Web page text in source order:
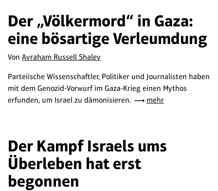
Der „Völkermord“ in Gaza:
eine bösartige Verleumdung
Von Avraham Russell Shalev
Parteiische Wissenschaftler, Politiker und Journalisten haben
mit dem Genozid-Vorwurf im Gaza-Krieg einen Mythos
erfunden, um Israel zu dämonisieren.
mehr
Der Kampf Israels ums
Überleben hat erst
begonnen